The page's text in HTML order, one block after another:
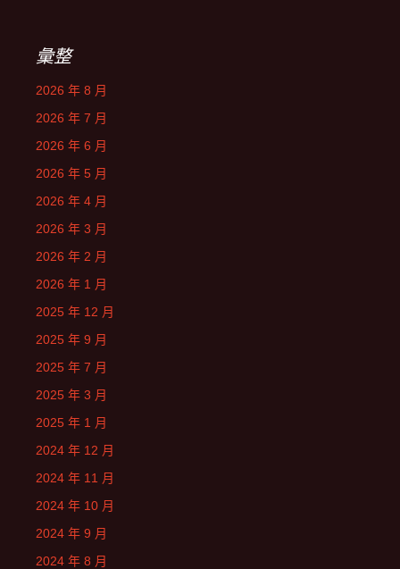
彙整
2026 年 8 月
2026 年 7 月
2026 年 6 月
2026 年 5 月
2026 年 4 月
2026 年 3 月
2026 年 2 月
2026 年 1 月
2025 年 12 月
2025 年 9 月
2025 年 7 月
2025 年 3 月
2025 年 1 月
2024 年 12 月
2024 年 11 月
2024 年 10 月
2024 年 9 月
2024 年 8 月